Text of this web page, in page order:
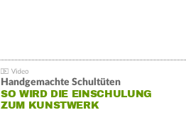
Handgemachte Schultüten
SO WIRD DIE EINSCHULUNG
ZUM KUNSTWERK